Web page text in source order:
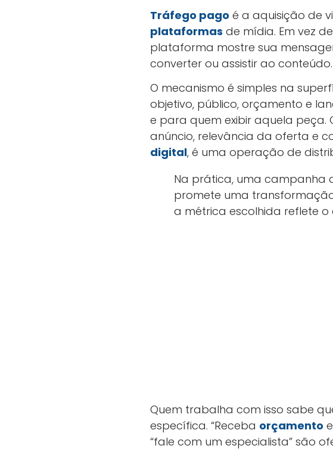
Tráfego pago é a aquisição de
plataformas de mídia. Em vez
plataforma mostre sua
converter ou assistir ao conteúdo.
O mecanismo é simples na
objetivo, público, orçamento e
e para quem exibir aquela
anúncio, relevância da oferta e
digital, é uma operação de
Na prática, uma campanha
promete uma
a métrica escolhida reflete o
Quem trabalha com isso sabe
específica. “Receba orçamento
“fale com um especialista” são